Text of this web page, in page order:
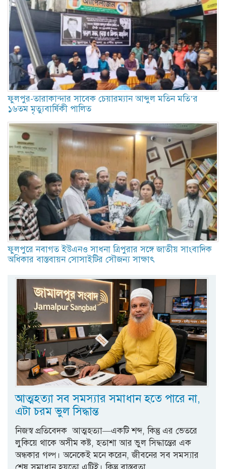
ফুলপুর-তারাকান্দার সাবেক চেয়ারম্যান আব্দুল মতিন মতি’র
১৬তম মৃত্যুবার্ষিকী পালিত
ফুলপুরে নবাগত ইউএনও সাধনা ত্রিপুরার সঙ্গে জাতীয় সাংবাদিক
অধিকার বাস্তবায়ন সোসাইটির সৌজন্য সাক্ষাৎ
আত্মহত্যা সব সমস্যার সমাধান হতে পারে না,
এটা চরম ভুল সিদ্ধান্ত
নিজস্ব প্রতিবেদক আত্মহত্যা—একটি শব্দ, কিন্তু এর ভেতরে
লুকিয়ে থাকে অসীম কষ্ট, হতাশা আর ভুল সিদ্ধান্তের এক
অন্ধকার গল্প। অনেকেই মনে করেন, জীবনের সব সমস্যার